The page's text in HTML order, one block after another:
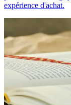
expérience d'achat.